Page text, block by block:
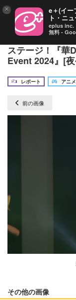
アイドルへ愛
ステージ！『
Event 2024』[
レポート
アニ
前の画像
その他の画像
× e＋(イー
ト・ニ
eplus inc.
無料 -